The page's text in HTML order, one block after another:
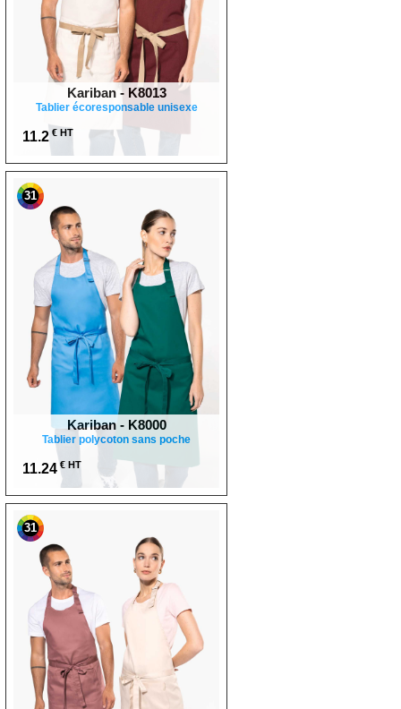
Kariban - K8013
Tablier écoresponsable unisexe
11.2 € HT
31
Kariban - K8000
Tablier polycoton sans poche
11.24€ HT
31